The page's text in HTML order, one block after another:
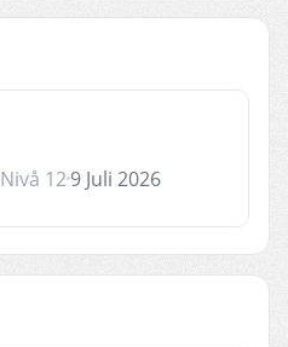
Nivå 129 Juli 2026